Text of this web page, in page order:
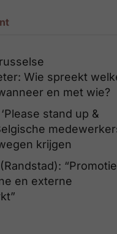
Wie spreekt
en met wie?
stand up &
krijgen
“Promotie
en externe